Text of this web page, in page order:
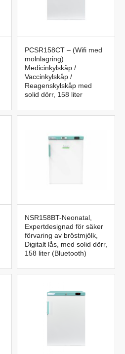
PCSR158CT – (Wifi med
molnlagring)
Medicinkylskåp /
Vaccinkylskåp /
Reagenskylskåp med
solid dörr, 158 liter
NSR158BT-Neonatal,
Expertdesignad för säker
förvaring av bröstmjölk,
Digitalt lås, med solid dörr,
158 liter (Bluetooth)